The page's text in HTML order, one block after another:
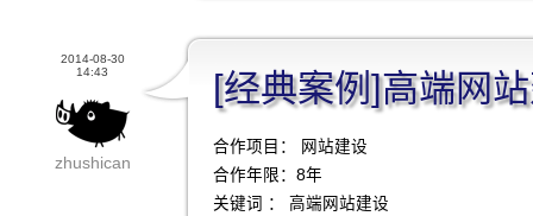
2014-08-30
14:43
zhushican
[经典案例]高端网
合作项目： 网站建设
合作年限：8年
关键词 ： 高端网站建设